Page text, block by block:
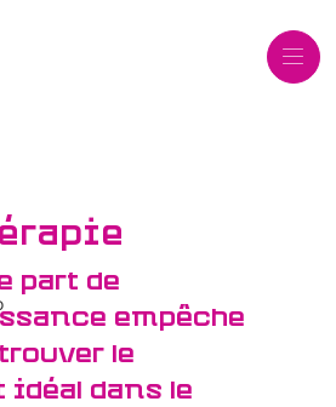
part de
empêche
le
dans le